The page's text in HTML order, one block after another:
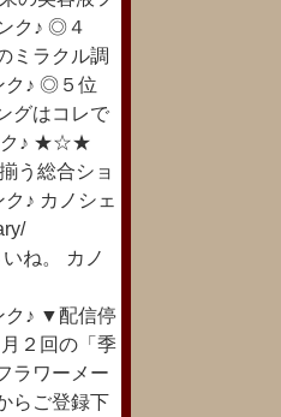
ク♪ ◎４
ミラクル調
♪ ◎５位
グはコレで
ク♪ ★☆★
う総合ショ
♪ カノシェ
diary/
ね。 カノ
♪ ▼配信停
２回の「季
ラワーメー
らご登録下